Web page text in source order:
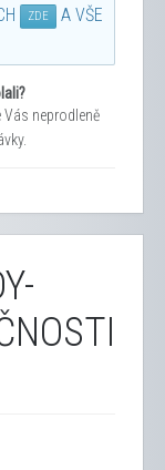
ZDE
A VŠE
Vás neprodleně